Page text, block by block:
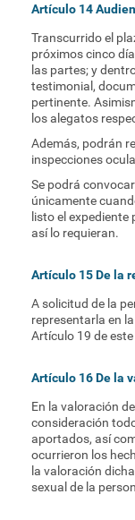
Artículo 14
Transcurrido el
próximos cinco
las partes; y
testimonial,
pertinente.
los alegatos
Además, podrán
inspecciones
Se podrá
únicamente
listo el
así lo requieran.
Artículo 15 De la
A solicitud de la
representarla en
Artículo 19 de
Artículo 16 De la
En la valoración
consideración
aportados, así
ocurrieron los
la valoración
sexual de la